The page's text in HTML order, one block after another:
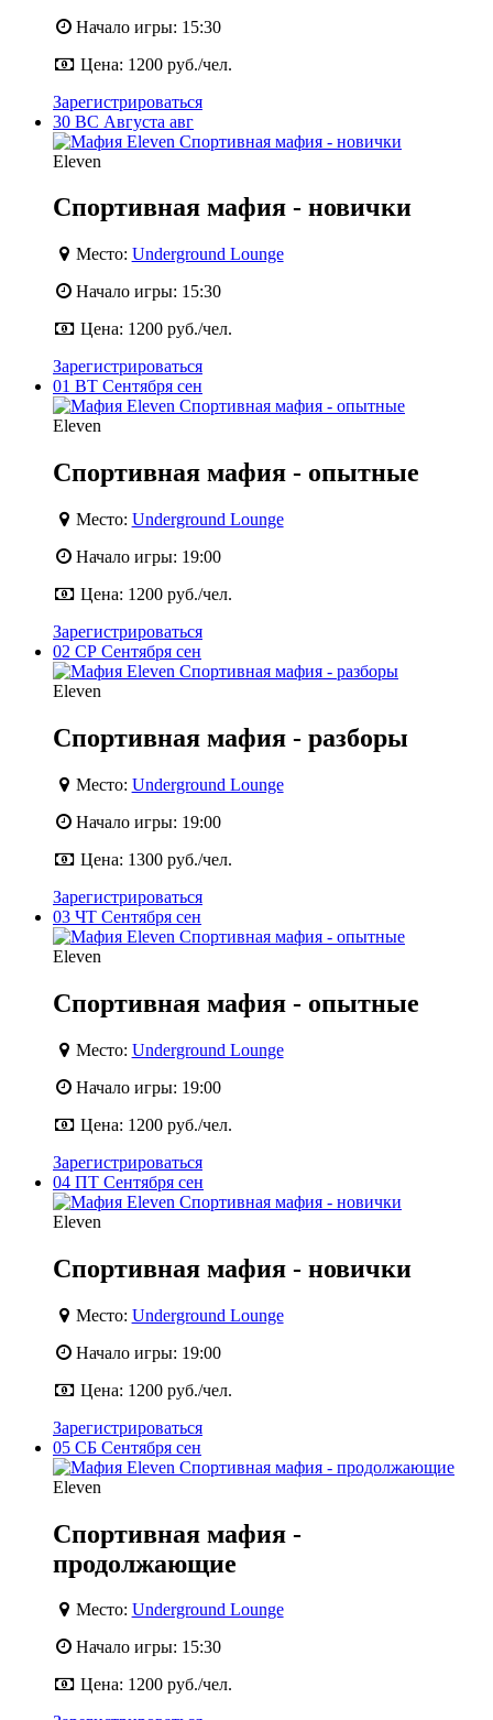
Начало игры: 15:30
Цена: 1200 руб./чел.
Зарегистрироваться
30 ВС Августа авг
Eleven
Спортивная мафия - новички
Место: Underground Lounge
Начало игры: 15:30
Цена: 1200 руб./чел.
Зарегистрироваться
01 ВТ Сентября сен
Eleven
Спортивная мафия - опытные
Место: Underground Lounge
Начало игры: 19:00
Цена: 1200 руб./чел.
Зарегистрироваться
02 СР Сентября сен
Eleven
Спортивная мафия - разборы
Место: Underground Lounge
Начало игры: 19:00
Цена: 1300 руб./чел.
Зарегистрироваться
03 ЧТ Сентября сен
Eleven
Спортивная мафия - опытные
Место: Underground Lounge
Начало игры: 19:00
Цена: 1200 руб./чел.
Зарегистрироваться
04 ПТ Сентября сен
Eleven
Спортивная мафия - новички
Место: Underground Lounge
Начало игры: 19:00
Цена: 1200 руб./чел.
Зарегистрироваться
05 СБ Сентября сен
Eleven
Спортивная мафия -
продолжающие
Место: Underground Lounge
Начало игры: 15:30
Цена: 1200 руб./чел.